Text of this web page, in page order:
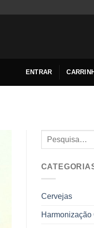
ENTRAR
Cervejas
Harmonização